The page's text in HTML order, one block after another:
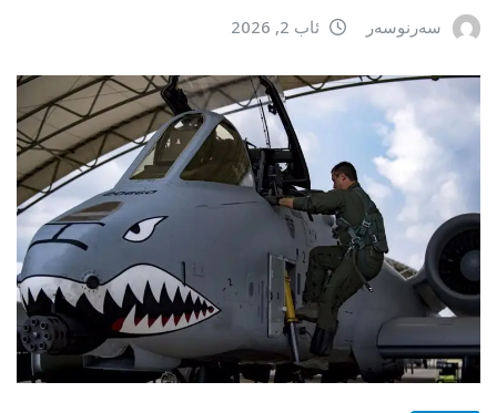
سەرنوسەر ئاب 2, 2026